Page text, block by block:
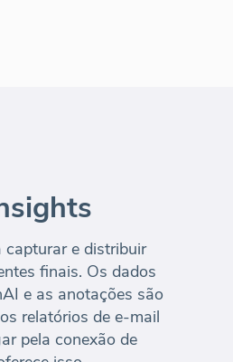
e distribuir
finais. Os dados
e as anotações são
relatórios de e-mail
pela conexão de